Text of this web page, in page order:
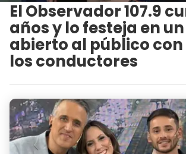
El Observador 107.9
años y lo festeja en
abierto al público
los conductores